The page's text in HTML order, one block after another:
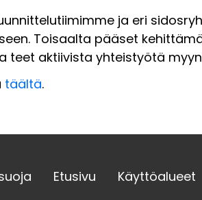
ja eri
Toisaalta pääset
teet aktiivista yhteistyötä
täältä.
Etusivu Käyttöalueet